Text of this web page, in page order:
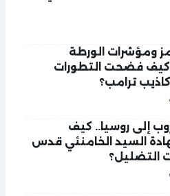
ومؤشرات الورطة
كيف فضحت التطورات
ترامب؟
إلى روسيا.. كيف
السيد الخامنئي قدس
التضليل؟